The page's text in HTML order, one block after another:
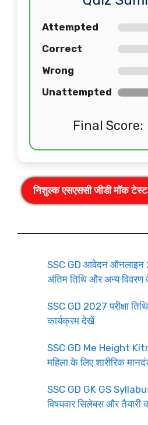
Attempted
Correct
Wrong
Unattempted
Final Score:
निशुल्क एसएससी जीडी मॉक
SSC GD आवेदन ऑनलाइन
अंतिम तिथि और अन्य
SSC GD 2027 परीक्षा
कार्यक्रम देखें
SSC GD Me Height
महिला के लिए शारीरिक
SSC GD GK GS
विषयवार सिलेबस और तैयारी